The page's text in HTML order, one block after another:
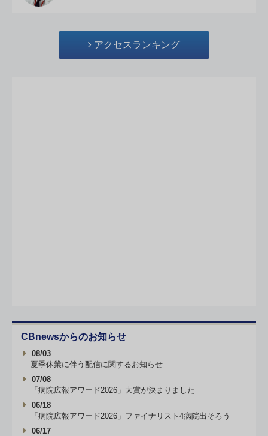
アクセスランキング
CBnewsからのお知らせ
08/03
夏季休業に伴う配信に関するお知らせ
07/08
「病院広報アワード2026」大賞が決まりました
06/18
「病院広報アワード2026」ファイナリスト4病院出そろう
06/17